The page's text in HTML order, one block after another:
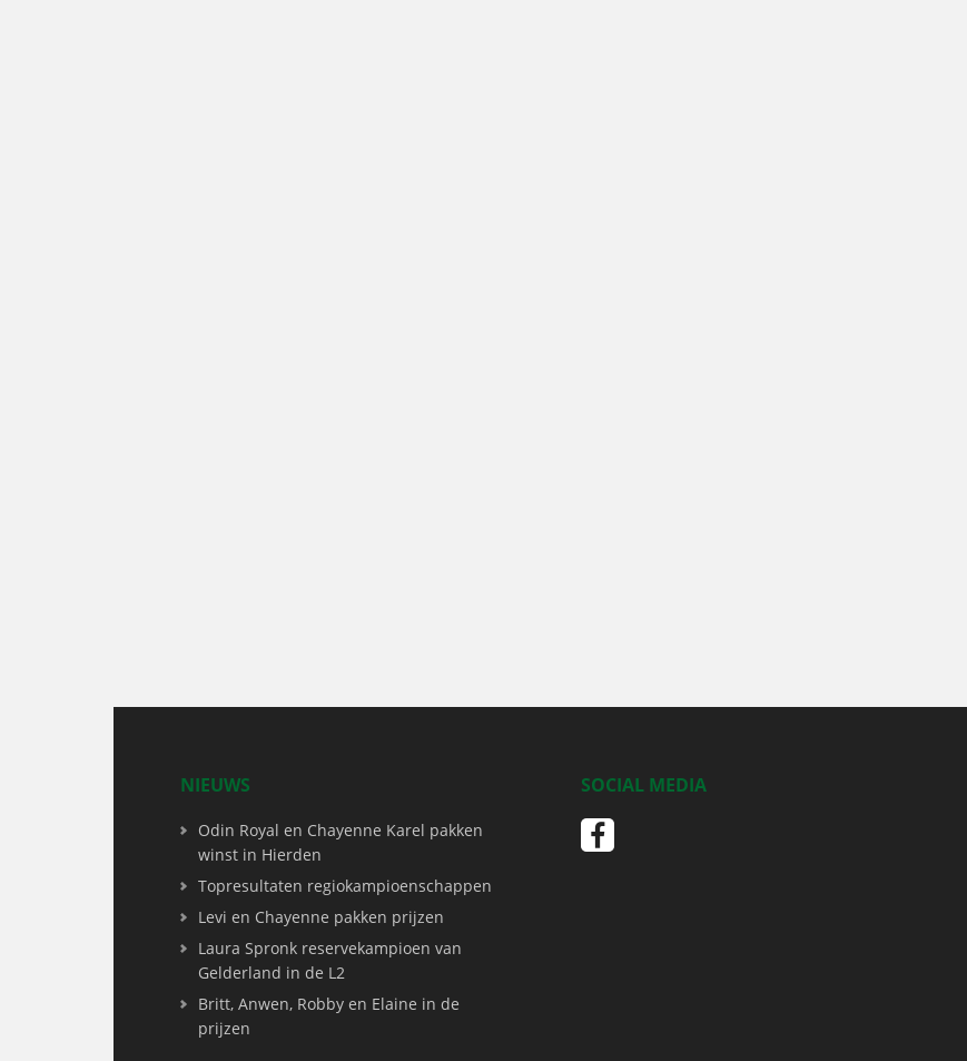
NIEUWS
Odin Royal en Chayenne Karel pakken
winst in Hierden
Topresultaten regiokampioenschappen
Levi en Chayenne pakken prijzen
Laura Spronk reservekampioen van
Gelderland in de L2
Britt, Anwen, Robby en Elaine in de
prijzen
SOCIAL MEDIA